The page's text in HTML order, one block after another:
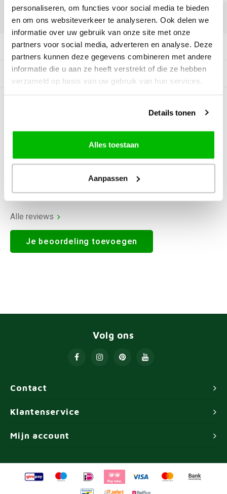
personaliseren, om functies voor social media te bieden
en om ons websiteverkeer te analyseren. Ook delen we
informatie over uw gebruik van onze site met onze
partners voor social media, adverteren en analyse. Deze
partners kunnen deze gegevens combineren met andere
informatie die u aan ze heeft verstrekt of die ze hebben
verzameld op basis van uw gebruik van hun services.
Details tonen
Alles toestaan
Aanpassen
DELEN:
Productomschrijving
Gerelateerde producten
0Reviews
Alle reviews
Je beoordeling toevoegen
Contact
Volg ons
Klantenservice
Mijn account